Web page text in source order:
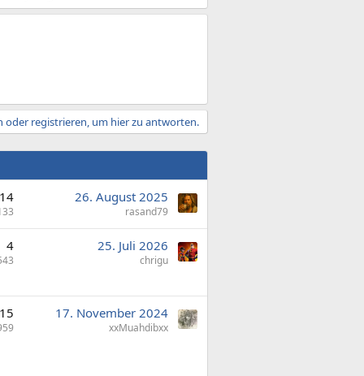
oder registrieren, um hier zu antworten.
14 26. August 2025
rasand79
4 25. Juli 2026
chrigu
15 17. November 2024
xxMuahdibxx